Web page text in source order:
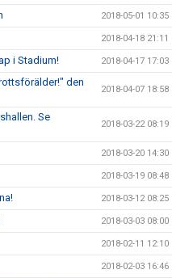
2018-05-01 10:35
2018-04-18 21:11
i Stadium! 2018-04-17 17:03
den
2018-04-07 18:58
Se
2018-03-22 08:19
2018-03-20 14:30
2018-03-19 08:48
2018-03-12 08:25
2018-03-03 08:00
2018-02-11 12:10
2018-02-03 16:46